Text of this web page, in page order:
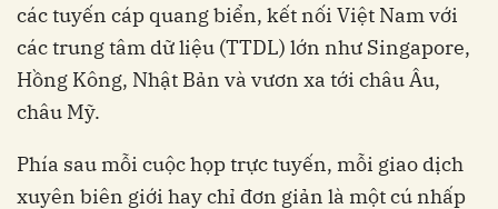
các tuyến cáp quang biển, kết nối Việt Nam với
các trung tâm dữ liệu (TTDL) lớn như Singapore,
Hồng Kông, Nhật Bản và vươn xa tới châu Âu,
châu Mỹ.
Phía sau mỗi cuộc họp trực tuyến, mỗi giao dịch
xuyên biên giới hay chỉ đơn giản là một cú nhấp